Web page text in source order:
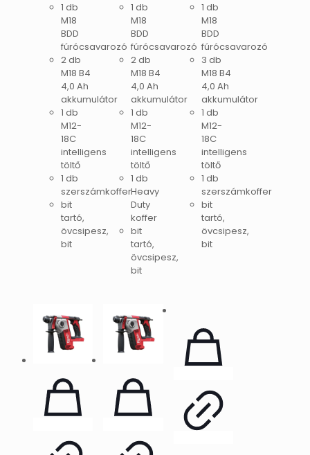
1 db
M18
BDD
fúrócsavarozó
2 db
M18 B4
4,0 Ah
akkumulátor
1 db
M12-
18C
intelligens
töltő
1 db
szerszámkoffer
bit
tartó,
övcsipesz,
bit
1 db
M18
BDD
fúrócsavarozó
2 db
M18 B4
4,0 Ah
akkumulátor
1 db
M12-
18C
intelligens
töltő
1 db
Heavy
Duty
koffer
bit
tartó,
övcsipesz,
bit
1 db
M18
BDD
fúrócsavarozó
3 db
M18 B4
4,0 Ah
akkumulátor
1 db
M12-
18C
intelligens
töltő
1 db
szerszámkoffer
bit
tartó,
övcsipesz,
bit